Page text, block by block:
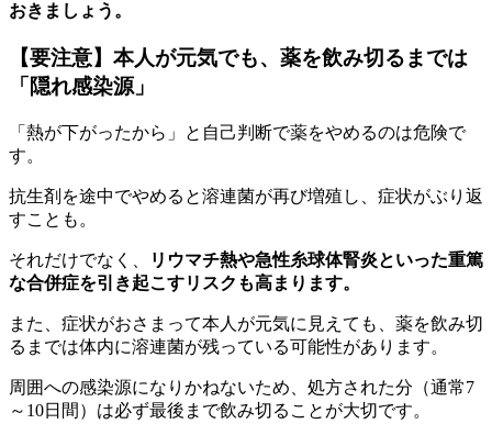
おきましょう。
【要注意】本人が元気でも、薬を飲み切るまでは
「隠れ感染源」
「熱が下がったから」と自己判断で薬をやめるのは危険で
す。
抗生剤を途中でやめると溶連菌が再び増殖し、症状がぶり返
すことも。
それだけでなく、
リウマチ熱や急性糸球体腎炎といった重篤
な合併症を引き起こすリスクも高まります。
また、症状がおさまって本人が元気に見えても、薬を飲み切
るまでは体内に溶連菌が残っている可能性があります。
周囲への感染源になりかねないため、処方された分（通常7
～10日間）は必ず最後まで飲み切ることが大切です。